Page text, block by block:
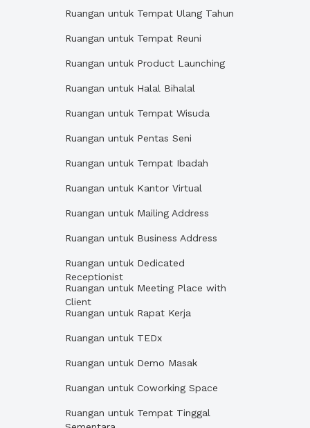
Ruangan untuk Tempat Ulang Tahun
Ruangan untuk Tempat Reuni
Ruangan untuk Product Launching
Ruangan untuk Halal Bihalal
Ruangan untuk Tempat Wisuda
Ruangan untuk Pentas Seni
Ruangan untuk Tempat Ibadah
Ruangan untuk Kantor Virtual
Ruangan untuk Mailing Address
Ruangan untuk Business Address
Ruangan untuk Dedicated
Receptionist
Ruangan untuk Meeting Place with
Client
Ruangan untuk Rapat Kerja
Ruangan untuk TEDx
Ruangan untuk Demo Masak
Ruangan untuk Coworking Space
Ruangan untuk Tempat Tinggal